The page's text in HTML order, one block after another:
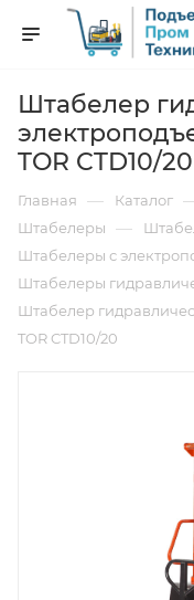
Штабелер
TOR CTD10/20
Главная — Каталог
Штабелеры —
Штабелеры с
Штабелеры
Штабелер
TOR CTD10/20